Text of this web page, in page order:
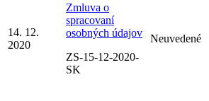
14. 12.
2020
Zmluva o
spracovaní
osobných údajov
ZS-15-12-2020-
SK
Neuvedené